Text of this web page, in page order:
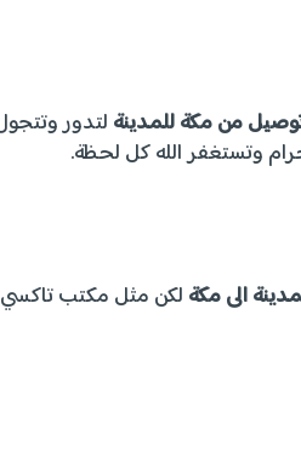
من مكة للمدينة لتدور
وتستغفر الله كل لحظة.
الى مكة لكن مثل مكتب